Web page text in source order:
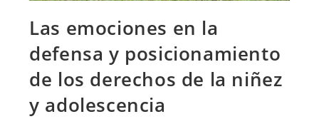
Las emociones en la
defensa y posicionamiento
de los derechos de la niñez
y adolescencia